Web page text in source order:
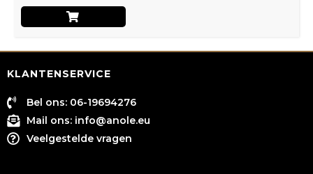
KLANTENSERVICE
Bel ons: 06-19694276
Mail ons: info@anole.eu
Veelgestelde vragen